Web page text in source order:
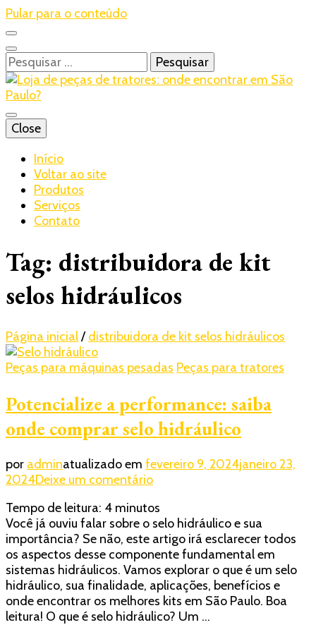
Pular para o conteúdo
Pesquisar
por:
Realtrac
Blog – Realtrac
Close
Início
Voltar ao site
Produtos
Serviços
Contato
Tag: distribuidora de kit
selos hidráulicos
Página inicial/ distribuidora de kit selos hidráulicos
Peças para máquinas pesadas Peças para tratores
Potencialize a performance: saiba
onde comprar selo hidráulico
por adminatualizado em fevereiro 9, 2024janeiro 23,
2024Deixe um comentárioem
a
performance:
saiba
onde
comprar
selo
hidráulico
Tempo de leitura: 4 minutos
Você já ouviu falar sobre o selo hidráulico e sua
importância? Se não, este artigo irá esclarecer todos
os aspectos desse componente fundamental em
sistemas hidráulicos. Vamos explorar o que é um selo
hidráulico, sua finalidade, aplicações, benefícios e
onde encontrar os melhores kits em São Paulo. Boa
leitura! O que é selo hidráulico? Um …